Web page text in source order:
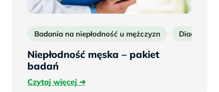
Badania na niepłodność u mężczyzn
Niepłodność męska – pakiet
badań
Czytaj więcejCzytaj